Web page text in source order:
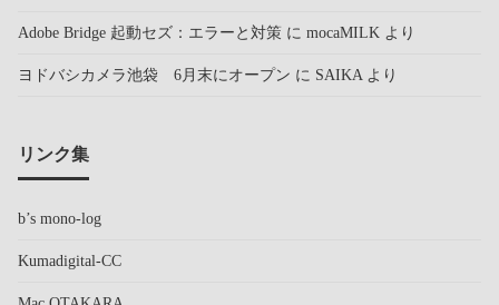
Adobe Bridge 起動セズ：エラーと対策 に mocaMILK より
ヨドバシカメラ池袋 6月末にオープン に SAIKA より
リンク集
b’s mono-log
Kumadigital-CC